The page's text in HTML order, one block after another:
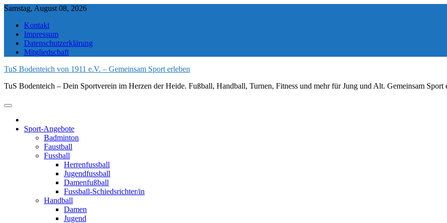
Skip
content
Samstag, August 08, 2026
Kontakt
Impressum
Datenschutzerklärung
Mitgliedschaft
TuS Bodenteich von 1911 e.V. – Gemeinsam Sport erleben
TuS Bodenteich – Dein Sportverein im Herzen der Heide. Fußball, Handball, Turnen, Fitness und mehr für Jung und Alt. Gemeinsam Sport
Sport-Angebote
Badminton
Faustball
Fussball
Herrenfussball
Jugendfussball
Damenfußball
Fussball-Schiedsrichter/in
Handball
Damen
Jugend